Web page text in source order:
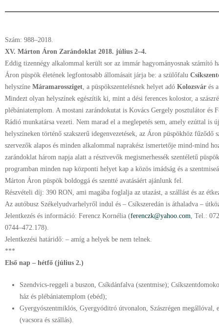
Szám: 988–2018.
XV. Márton Áron Zarándoklat 2018. július 2–4.
Eddig tizennégy alkalommal került sor az immár hagyományosnak számító
Áron püspök életének legfontosabb állomásait járja be: a szülőfalu
helyszíne Máramarossziget, a püspökszentelésnek helyet adó Kolozsvár és
Mindezt olyan helyszínek egészítik ki, mint a dési ferences kolostor, a
plébániatemplom. A mostani zarándokutat is Kovács Gergely posztulátor és
Rádió munkatársa vezeti. Nem marad el a meglepetés sem, amely ezúttal is
helyszíneken történő szakszerű idegenvezetések, az Áron püspökhöz fűződő
szervezők alapos és minden alkalommal naprakész ismertetője mind-mind
zarándoklat három napja alatt a résztvevők megismerhessék szentéletű
programban minden nap központi helyet kap a közös imádság és a
Márton Áron püspök boldoggá és szentté avatásáért ajánlunk fel.
Részvételi díj: 390 RON, ami magába foglalja az utazást, a szállást és az
Az autóbusz Székelyudvarhelyről indul és – Csíkszeredán is áthaladva –
Jelentkezés és információ: Ferencz Kornélia (ferenczk@yahoo.com, Tel.:
0744–472.178).
Jelentkezési határidő: – amíg a helyek be nem telnek.
***
Első nap – hétfő (július 2.)
Szendvics-reggeli a buszon, Csíkdánfalva (szentmise);
ház és plébániatemplom (ebéd);
Gyergyószentmiklós, Gyergyóditró útvonalon, Szászrégen megállóval,
(vacsora és szállás).